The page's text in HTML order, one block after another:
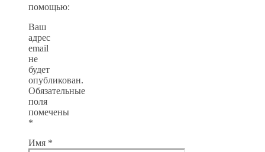
помощью:
Ваш
адрес
email
не
будет
опубликован.
Обязательные
поля
помечены
*
Имя *